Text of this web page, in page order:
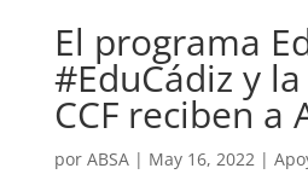
El programa
#EduCádiz y
CCF reciben a
por ABSA| May 16, 2022|